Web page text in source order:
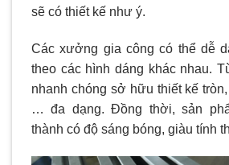
sẽ có thiết kế như ý.
Các xưởng gia công có thể dễ
theo các hình dáng khác nhau.
nhanh chóng sở hữu thiết kế
… đa dạng. Đồng thời, sản
thành có độ sáng bóng, giàu tính